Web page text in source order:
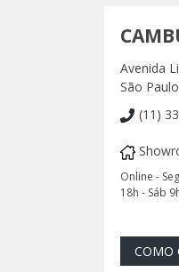
Avenida
São
(11)
Online -
18h - Sáb
COMO